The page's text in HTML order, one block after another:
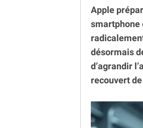
Apple
smartphone
désormais
d’agrandir
recouvert